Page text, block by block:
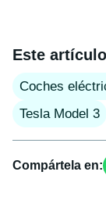
Este
Coches
Tesla Model 3
Compártela en: